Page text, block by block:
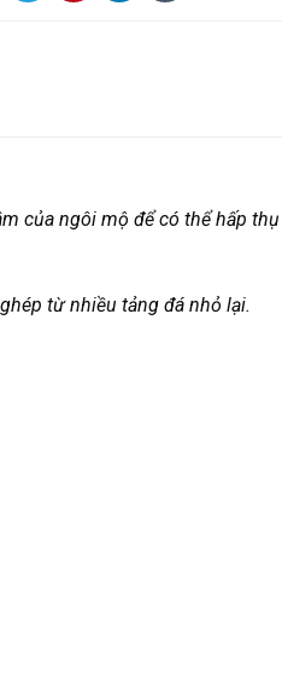
của ngôi mộ để có thể hấp
từ nhiều tảng đá nhỏ lại.